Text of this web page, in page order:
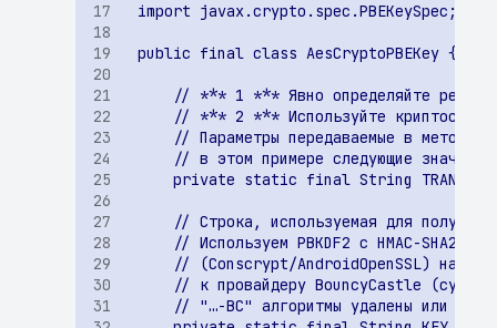
чувствительная
информация, найденная
энтропийным анализом
Чувствительная
информация в
исполняемом файле
Хранение данных от
сторонних сервисов в
открытом виде